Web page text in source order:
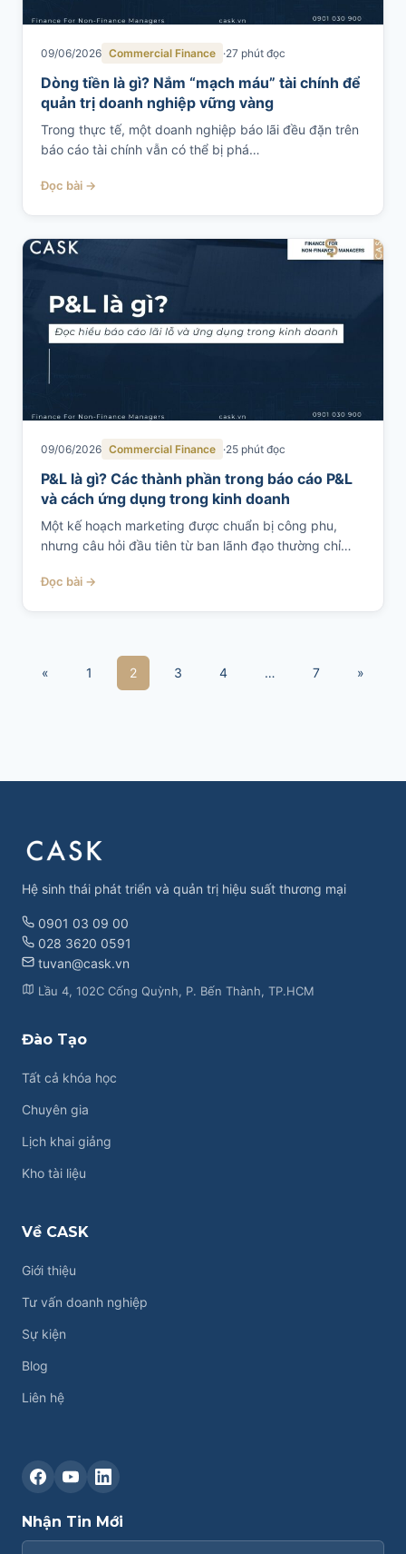
09/06/2026 Commercial Finance 27 phút đọc
Dòng tiền là gì? Nắm “mạch máu” tài chính để
quản trị doanh nghiệp vững vàng
Trong thực tế, một doanh nghiệp báo lãi đều đặn trên
báo cáo tài chính vẫn có thể bị phá…
Đọc bài →
09/06/2026 Commercial Finance 25 phút đọc
P&L là gì? Các thành phần trong báo cáo P&L
và cách ứng dụng trong kinh doanh
Một kế hoạch marketing được chuẩn bị công phu,
nhưng câu hỏi đầu tiên từ ban lãnh đạo thường chỉ…
Đọc bài →
« 1 2 3 4 … 7 »
Hệ sinh thái phát triển và quản trị hiệu suất thương mại
0901 03 09 00
028 3620 0591
tuvan@cask.vn
Lầu 4, 102C Cống Quỳnh, P. Bến Thành, TP.HCM
Đào Tạo
Tất cả khóa học
Chuyên gia
Lịch khai giảng
Kho tài liệu
Về CASK
Giới thiệu
Tư vấn doanh nghiệp
Sự kiện
Blog
Liên hệ
Nhận Tin Mới